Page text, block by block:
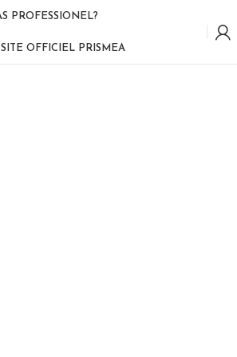
PROFESSIONEL?
OFFICIEL PRISMEA